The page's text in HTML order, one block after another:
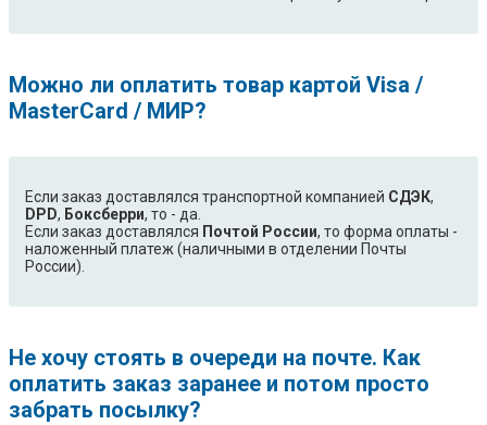
Можно ли оплатить товар картой Visa /
MasterCard / МИР?
Если заказ доставлялся транспортной компанией СДЭК,
DPD, Боксберри, то - да.
Если заказ доставлялся Почтой России, то форма оплаты -
наложенный платеж (наличными в отделении Почты
России).
Не хочу стоять в очереди на почте. Как
оплатить заказ заранее и потом просто
забрать посылку?